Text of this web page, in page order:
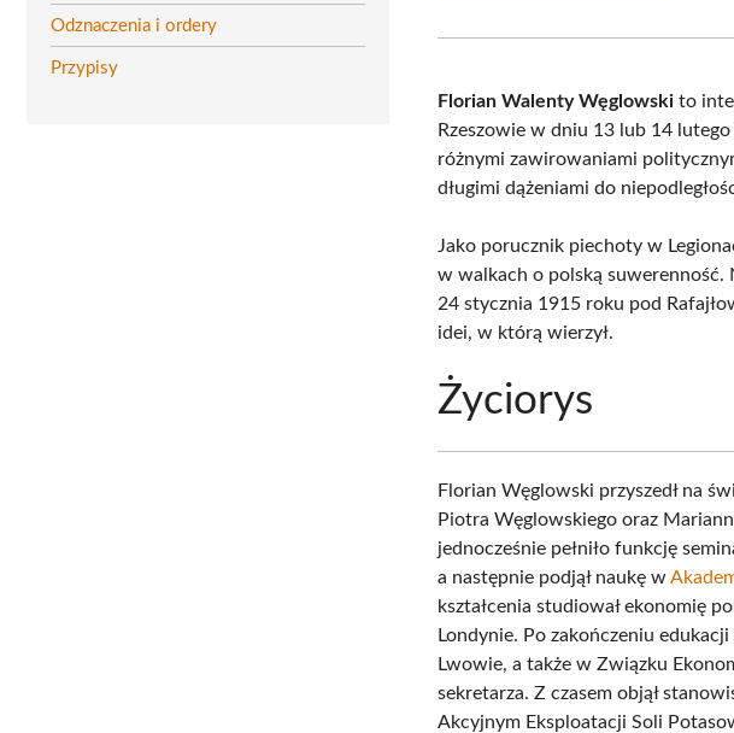
Odznaczenia i ordery
Przypisy
Florian Walenty Węglowski to
Rzeszowie w dniu 13 lub 14 lutego
różnymi zawirowaniami
długimi dążeniami do
Jako porucznik piechoty w
w walkach o polską suwerenność.
24 stycznia 1915 roku pod
idei, w którą wierzył.
Życiorys
Florian Węglowski przyszedł na
Piotra Węglowskiego oraz
jednocześnie pełniło funkcję
a następnie podjął naukę w
kształcenia studiował ekonomię
Londynie. Po zakończeniu
Lwowie, a także w Związku
sekretarza. Z czasem objął
Akcyjnym Eksploatacji Soli